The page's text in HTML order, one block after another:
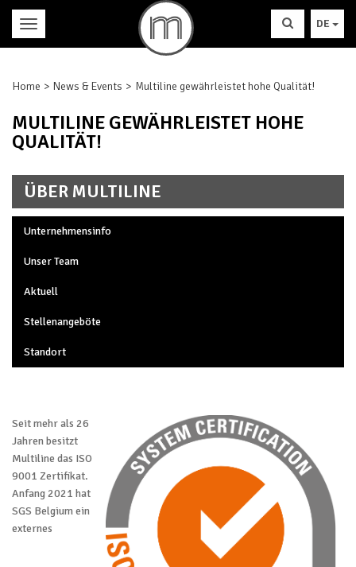
DE
Home News & Events Multiline gewährleistet hohe Qualität!
MULTILINE GEWÄHRLEISTET HOHE
QUALITÄT!
ÜBER MULTILINE
Unternehmensinfo
Unser Team
Aktuell
Stellenangeböte
Standort
Seit mehr als 26
Jahren besitzt
Multiline das ISO
9001 Zertifikat.
Anfang 2021 hat
SGS Belgium ein
externes